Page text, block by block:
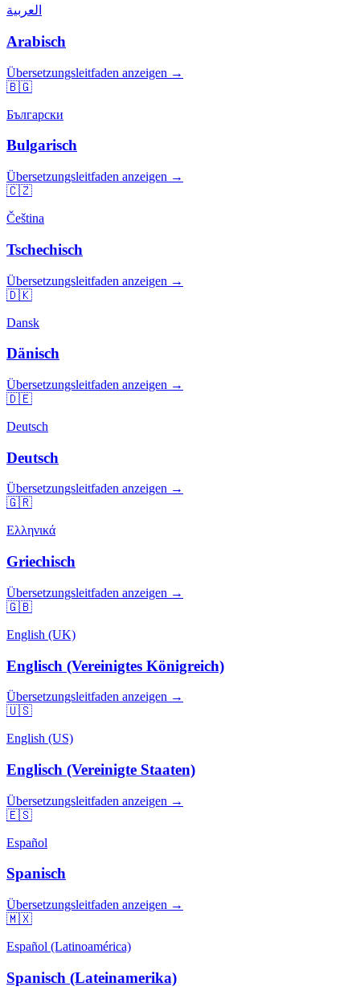
العربية
Arabisch
Übersetzungsleitfaden anzeigen →
🇧🇬
Български
Bulgarisch
Übersetzungsleitfaden anzeigen →
🇨🇿
Čeština
Tschechisch
Übersetzungsleitfaden anzeigen →
🇩🇰
Dansk
Dänisch
Übersetzungsleitfaden anzeigen →
🇩🇪
Deutsch
Deutsch
Übersetzungsleitfaden anzeigen →
🇬🇷
Ελληνικά
Griechisch
Übersetzungsleitfaden anzeigen →
🇬🇧
English (UK)
Englisch (Vereinigtes Königreich)
Übersetzungsleitfaden anzeigen →
🇺🇸
English (US)
Englisch (Vereinigte Staaten)
Übersetzungsleitfaden anzeigen →
🇪🇸
Español
Spanisch
Übersetzungsleitfaden anzeigen →
🇲🇽
Español (Latinoamérica)
Spanisch (Lateinamerika)